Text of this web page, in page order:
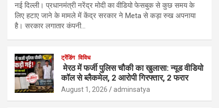
नई दिल्ली। प्रधानमंत्री नरेंद्र मोदी का वीडियो फेसबुक से कुछ समय के
लिए हटाए जाने के मामले में केंद्र सरकार ने Meta से कड़ा रुख अपनाया
है। सरकार लगातार कंपनी…
ट्रेंडिंग विविध
मेरठ में फर्जी पुलिस चौकी का खुलासा: न्यूड वीडियो
कॉल से ब्लैकमेल, 2 आरोपी गिरफ्तार, 2 फरार
August 1, 2026 adminsatya